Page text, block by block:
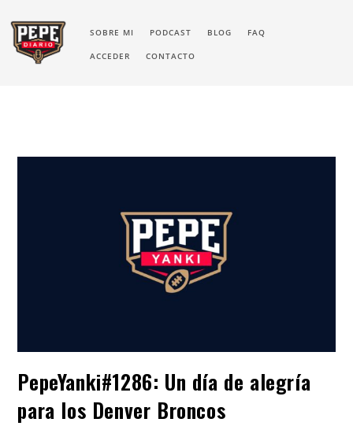
SOBRE MI PODCAST BLOG FAQ
ACCEDER CONTACTO
PepeYanki#1286: Un día de alegría
para los Denver Broncos